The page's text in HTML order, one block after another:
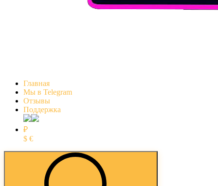
Главная
Мы в Telegram
Отзывы
Поддержка
₽
$ €